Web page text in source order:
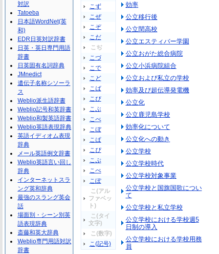
こず
こぜ
こぞ
こだ
こぢ
こづ
こで
こど
こば
こび
こぶ
こべ
こぼ
こぱ
こぴ
こぷ
こぺ
こぽ
こ(アル
ファベッ
ト)
こ(タイ
文字)
こ(数字)
こ(記号)
効率
公立移行後
公立閏高校
公立エスティバー学園
公立おがた総合病院
公立小浜病院組合
公立および私立の学校
効率及び超伝導発電機
公立化
公立鹿児島学校
効率化について
公立化への動き
公立学校
公立学校時代
公立学校対象事業
公立学校と国旗国歌につい
て
公立学校と私立学校
公立学校における学校週5
日制の導入
公立学校における学校用務
員
対訳
Tatoeba
日本語WordNet(英
和)
EDR日英対訳辞書
日英・英日専門用語
辞書
日英固有名詞辞典
JMnedict
遺伝子名称シソーラ
ス
Weblio派生語辞書
Weblio記号和英辞書
Weblio和製英語辞書
Weblio英語表現辞典
英語イディオム表現
辞典
メール英語例文辞書
Weblio英語言い回し
辞典
インターネットスラ
ング英和辞典
最強のスラング英会
話
場面別・シーン別英
語表現辞典
斎藤和英大辞典
Weblio専門用語対訳
辞書